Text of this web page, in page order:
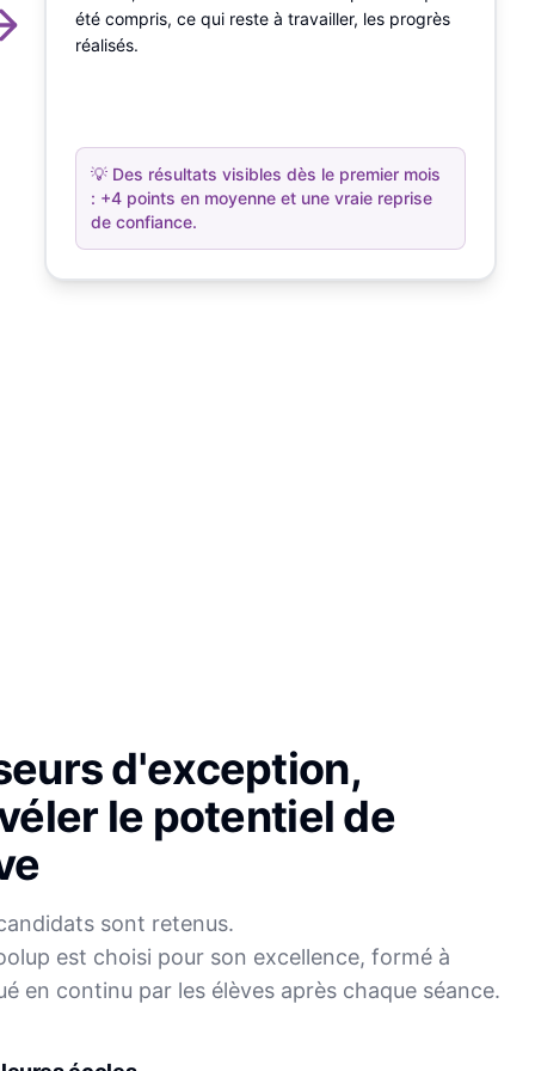
été compris, ce qui reste à travailler, les progrès
réalisés.
💡 Des résultats visibles dès le premier mois
: +4 points en moyenne et une vraie reprise
de confiance.
Mei Sophie
d'exception,
le potentiel de
sont retenus.
est choisi pour son excellence, formé à
en continu par les élèves après chaque séance.